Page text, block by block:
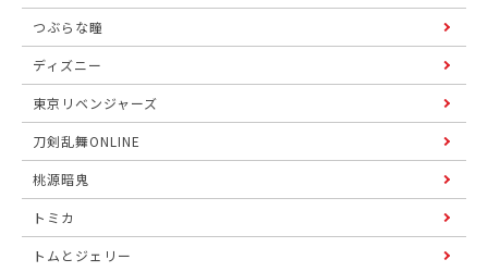
つぶらな瞳
ディズニー
東京リベンジャーズ
刀剣乱舞ONLINE
桃源暗鬼
トミカ
トムとジェリー